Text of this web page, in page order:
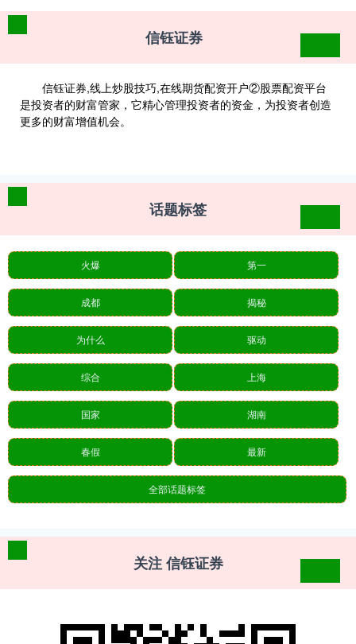
信钰证券
信钰证券,线上炒股技巧,在线期货配资开户②股票配资平台
是投资者的财富管家，它精心管理投资者的资金，为投资者创造
更多的财富增值机会。
话题标签
火爆 第一
成都 揭秘
为什么 驱动
综合 上海
国家 湖南
春假 最新
全部话题标签
关注 信钰证券